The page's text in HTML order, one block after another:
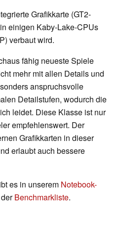
Grafikkarte (GT2-
einigen Kaby-Lake-CPUs
verbaut wird.
fähig neueste Spiele
mehr mit allen Details und
anspruchsvolle
Detailstufen, wodurch die
leidet. Diese Klasse ist nur
empfehlenswert. Der
Grafikkarten in dieser
erlaubt auch bessere
es in unserem Notebook-
Benchmarkliste.